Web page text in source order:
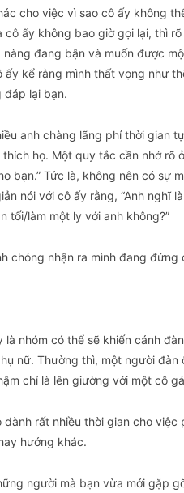
cho việc vì sao cô ấy không
ấy không bao giờ gọi lại, thì
đang bận và muốn được
kể rằng mình thất vọng như
đáp lại bạn.
anh chàng lãng phí thời gian
họ. Một quy tắc cần nhớ rõ
bạn.” Tức là, không nên có sự
nói với cô ấy rằng, “Anh nghĩ
tối/làm một ly với anh không?”
chóng nhận ra mình đang đứng
là nhóm có thể sẽ khiến cánh
nữ. Thường thì, một người
chí là lên giường với một cô
rất nhiều thời gian cho
hướng khác.
người mà bạn vừa mới gặp